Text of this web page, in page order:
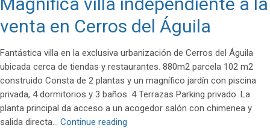
en
con
terraza
y
jardín
–
venta en Cerros del Águila
Fantástica villa en la exclusiva urbanización de Cerros del Águila
ubicada cerca de tiendas y restaurantes. 880m2 parcela 102 m2
construido Consta de 2 plantas y un magnífico jardín con piscina
privada, 4 dormitorios y 3 baños. 4 Terrazas Parking privado. La
planta principal da acceso a un acogedor salón con chimenea y
salida directa… Continue reading